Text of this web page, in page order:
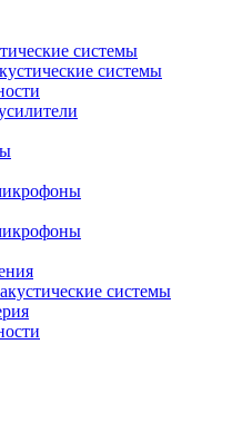
системы
системы
системы